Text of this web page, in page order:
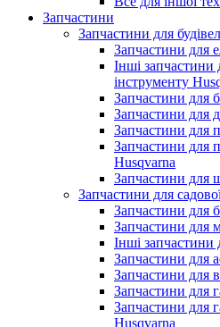
Запчастини
Запчастини для
Запчастини для
Інші запчастини
інструменту
Запчастини для
Запчастини для
Запчастини для
Запчастини для
Husqvarna
Запчастини для
Запчастини для
Запчастини для
Запчастини для
Інші запчастини
Запчастини для
Запчастини для
Запчастини для
Запчастини для
Husqvarna